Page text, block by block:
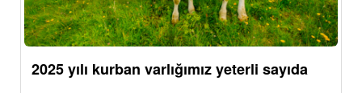
2025 yılı kurban varlığımız yeterli sayıda